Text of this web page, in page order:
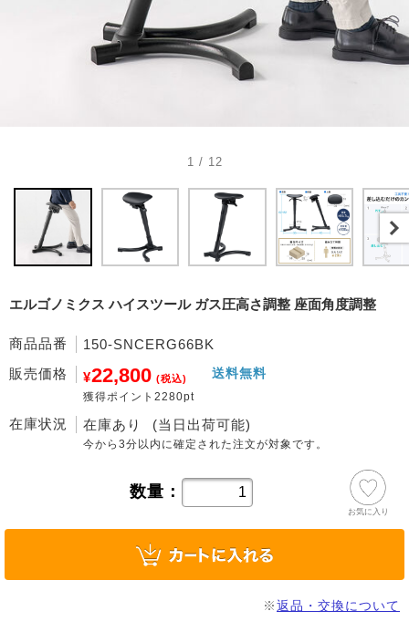
1 / 12
エルゴノミクス ハイスツール ガス圧高さ調整 座面角度調整
商品品番
150-SNCERG66BK
販売価格
¥22,800 (税込)
獲得ポイント2280pt
送料無料
在庫状況 在庫あり (当日出荷可能)
今から3分 以内に確定された注文が対象です。
数量：
お気に入り
※返品・交換について